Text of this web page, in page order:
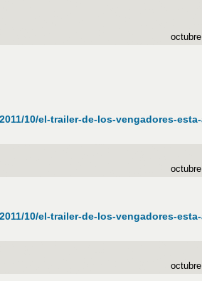
10/el-trailer-de-los-vengadores-
10/el-trailer-de-los-vengadores-